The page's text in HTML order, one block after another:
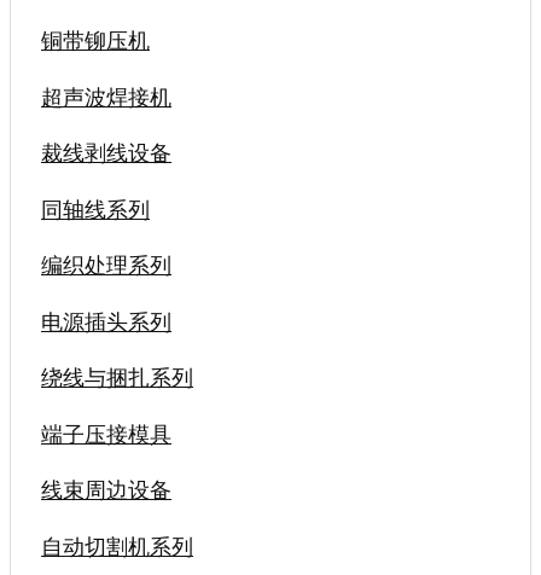
铜带铆压机
超声波焊接机
裁线剥线设备
同轴线系列
编织处理系列
电源插头系列
绕线与捆扎系列
端子压接模具
线束周边设备
自动切割机系列